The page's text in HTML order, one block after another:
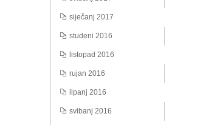
siječanj 2017
studeni 2016
listopad 2016
rujan 2016
lipanj 2016
svibanj 2016